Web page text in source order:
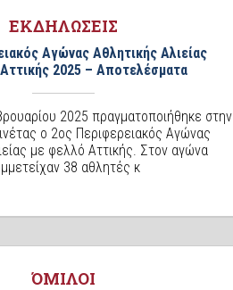
ΕΚΔΗΛΩΣΕΙΣ
Αγώνας Αθλητικής Αλιείας
2025 – Αποτελέσματα
2025 πραγματοποιήθηκε στην
ο 2ος Περιφερειακός Αγώνας
με φελλό Αττικής. Στον αγώνα
38 αθλητές κ
ΌΜΙΛΟΙ